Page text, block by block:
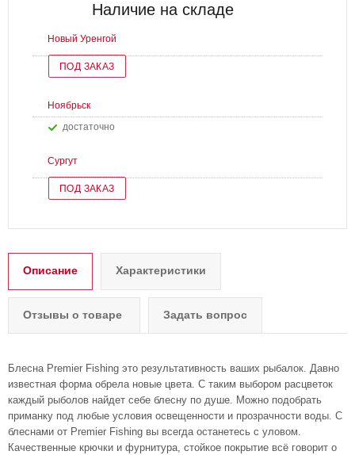
Наличие на складе
Новый Уренгой
ПОД ЗАКАЗ
Ноябрьск
Достаточно
Сургут
ПОД ЗАКАЗ
Описание Характеристики
Отзывы о товаре Задать вопрос
Блесна Premier Fishing это результативность ваших рыбалок. Давно
известная форма обрела новые цвета. С таким выбором расцветок
каждый рыболов найдет себе блесну по душе. Можно подобрать
приманку под любые условия освещенности и прозрачности воды. С
блеснами от Premier Fishing вы всегда останетесь с уловом.
Качественные крючки и фурнитура, стойкое покрытие всё говорит о